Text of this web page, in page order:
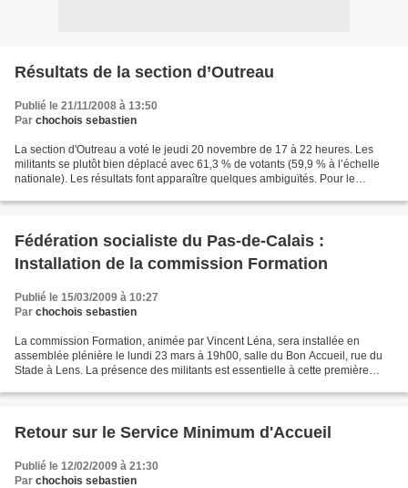
Résultats de la section d’Outreau
Publié le 21/11/2008 à 13:50
Par chochois sebastien
La section d'Outreau a voté le jeudi 20 novembre de 17 à 22 heures. Les
militants se plutôt bien déplacé avec 61,3 % de votants (59,9 % à l’échelle
nationale). Les résultats font apparaître quelques ambiguïtés. Pour le
Fédération socialiste du Pas-de-Calais :
Installation de la commission Formation
Publié le 15/03/2009 à 10:27
Par chochois sebastien
La commission Formation, animée par Vincent Léna, sera installée en
assemblée plénière le lundi 23 mars à 19h00, salle du Bon Accueil, rue du
Stade à Lens. La présence des militants est essentielle à cette première
Retour sur le Service Minimum d'Accueil
Publié le 12/02/2009 à 21:30
Par chochois sebastien